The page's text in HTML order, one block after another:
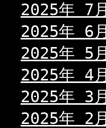
2025年 7月
2025年 6月
2025年 5月
2025年 4月
2025年 3月
2025年 2月